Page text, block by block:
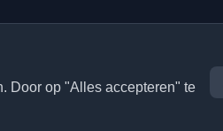
Door op "Alles accepteren" te